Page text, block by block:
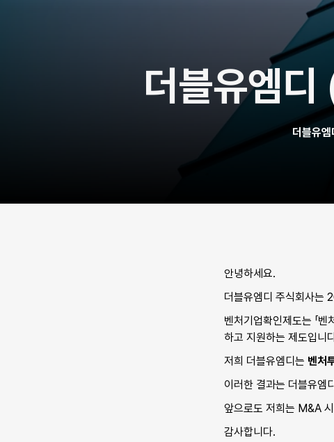
더블유엠
더블유
안녕하세요.
더블유엠디 주식회사는
벤처기업확인제도는 「벤
하고 지원하는 제도입니
저희 더블유엠디는 벤처
이러한 결과는 더블유엠
앞으로도 저희는 M&A
감사합니다.